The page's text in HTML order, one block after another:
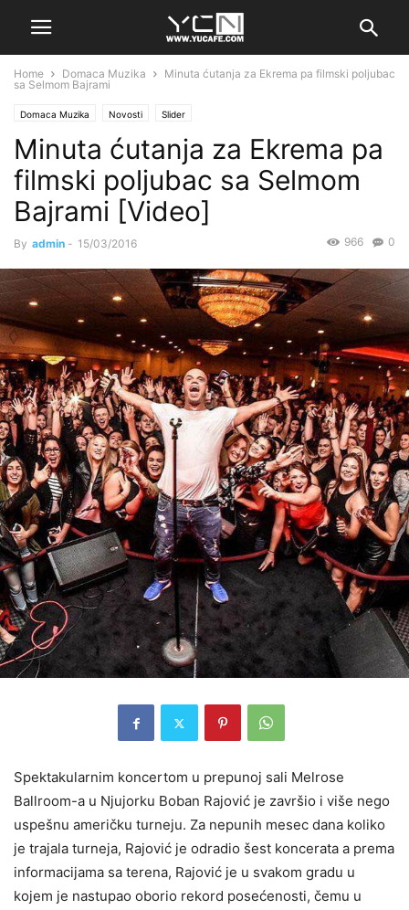
Home Domaca Muzika
Minuta ćutanja za Ekrema pa filmski poljubac
sa Selmom Bajrami
Domaca Muzika Novosti Slider
Minuta ćutanja za Ekrema pa
filmski poljubac sa Selmom
Bajrami [Video]
By admin - 15/03/2016 0
966
Spektakularnim koncertom u prepunoj sali Melrose
Ballroom-a u Njujorku Boban Rajović je završio i više nego
uspešnu američku turneju. Za nepunih mesec dana koliko
je trajala turneja, Rajović je odradio šest koncerata a prema
informacijama sa terena, Rajović je u svakom gradu u
kojem je nastupao oborio rekord posećenosti, čemu u